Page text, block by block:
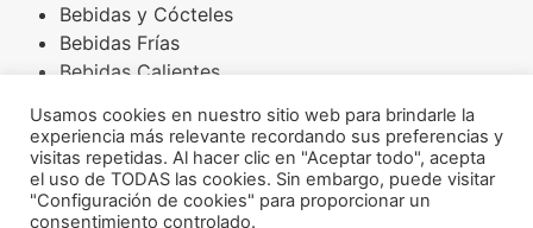
Bebidas y Cócteles
Bebidas Frías
Bebidas Calientes
Arroces
Amaranto
Aderezos
Acompañamientos
Usamos cookies en nuestro sitio web para brindarle la
experiencia más relevante recordando sus preferencias y
visitas repetidas. Al hacer clic en "Aceptar todo", acepta
el uso de TODAS las cookies. Sin embargo, puede visitar
"Configuración de cookies" para proporcionar un
consentimiento controlado.